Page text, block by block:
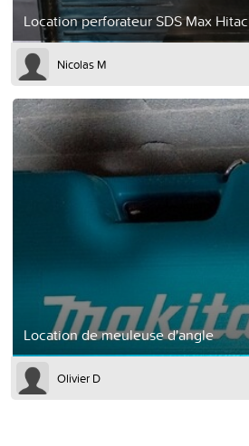
Location perforateur SDS Max
Nicolas M
Location de meuleuse d'angle
Olivier D